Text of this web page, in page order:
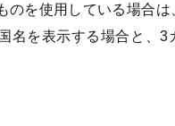
を使用している場合は
名を表示する場合と、3